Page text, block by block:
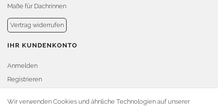
Maße für Dachrinnen
Vertrag widerrufen
IHR KUNDENKONTO
Anmelden
Registrieren
Warenkorb
Wir verwenden Cookies und ähnliche Technologien auf unserer